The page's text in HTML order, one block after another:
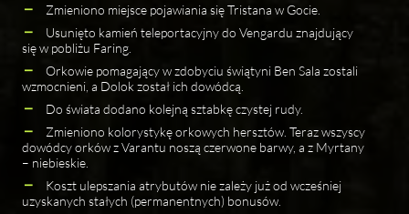
Zmieniono miejsce pojawiania się Tristana w Gocie.
Usunięto kamień teleportacyjny do Vengardu znajdujący
się w pobliżu Faring.
Orkowie pomagający w zdobyciu świątyni Ben Sala zostali
wzmocnieni, a Dolok został ich dowódcą.
Do świata dodano kolejną sztabkę czystej rudy.
Zmieniono kolorystykę orkowych hersztów. Teraz wszyscy
dowódcy orków z Varantu noszą czerwone barwy, a z Myrtany
– niebieskie.
Koszt ulepszania atrybutów nie zależy już od wcześniej
uzyskanych stałych (permanentnych) bonusów.